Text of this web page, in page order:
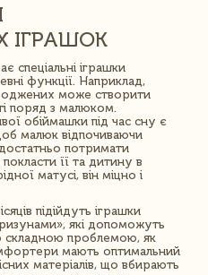
ІГРАШОК
спеціальні іграшки
функції. Наприклад,
може створити
поряд з малюком.
​​обіймашки під час сну є
малюк відпочиваючи
потримати
її та дитину в
матусі, він міцно і
підійдуть іграшки
які допоможуть
складною проблемою, як
мають оптимальний
матеріалів, що вбирають